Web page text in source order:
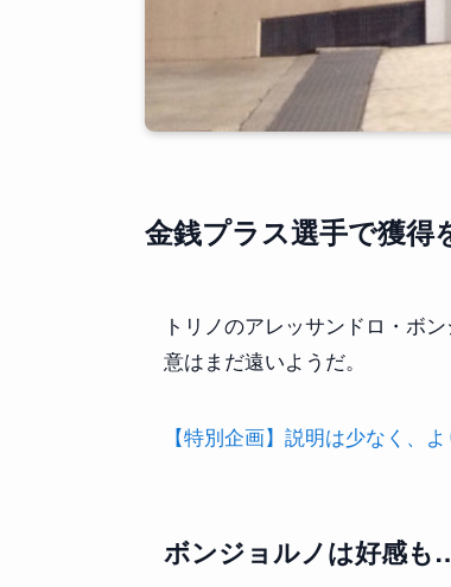
金銭プラス選手で獲得
トリノのアレッサンドロ・ボ
意はまだ遠いようだ。
【特別企画】説明は少なく、
ボンジョルノは好感も